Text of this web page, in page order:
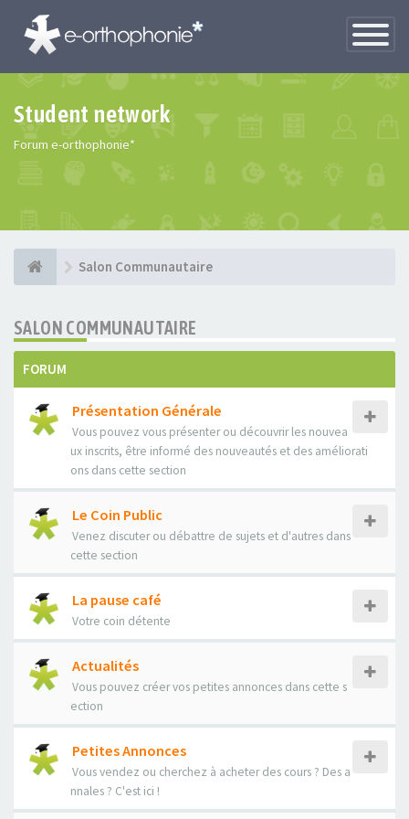
Toggle
Student network
Forum e-orthophonie*
Salon Communautaire
SALON COMMUNAUTAIRE
FORUM
Présentation Générale
Vous pouvez vous présenter ou découvrir les nouvea
ux inscrits, être informé des nouveautés et des améliorati
ons dans cette section
Le Coin Public
Venez discuter ou débattre de sujets et d'autres dans
cette section
La pause café
Votre coin détente
Actualités
Vous pouvez créer vos petites annonces dans cette s
ection
Petites Annonces
Vous vendez ou cherchez à acheter des cours ? Des a
nnales ? C'est ici !